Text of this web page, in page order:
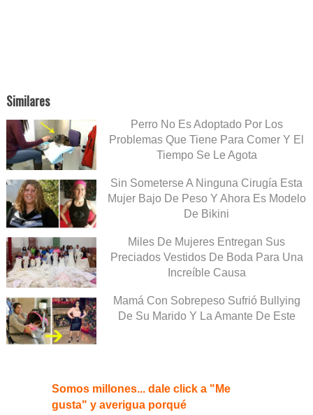
Similares
Perro No Es Adoptado Por Los
Problemas Que Tiene Para Comer Y El
Tiempo Se Le Agota
Sin Someterse A Ninguna Cirugía Esta
Mujer Bajo De Peso Y Ahora Es Modelo
De Bikini
Miles De Mujeres Entregan Sus
Preciados Vestidos De Boda Para Una
Increíble Causa
Mamá Con Sobrepeso Sufrió Bullying
De Su Marido Y La Amante De Este
Somos millones... dale click a "Me
gusta" y averigua porqué